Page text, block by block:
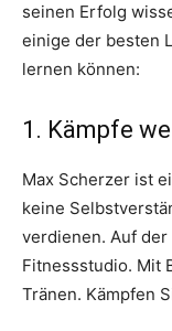
seinen Erfolg
einige der besten
lernen können:
1. Kämpfe
Max Scherzer ist
keine
verdienen. Auf der
Fitnessstudio. Mit
Tränen. Kämpfen